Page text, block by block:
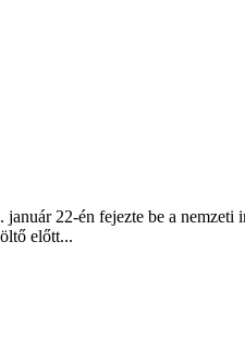
22-én fejezte be a
előtt...